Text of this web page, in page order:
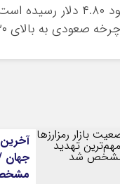
در حال حاضر، قیمت تون‌کوین با کاهشی
به بالای ۲۰ دلار برسد.
آخرین
جهان